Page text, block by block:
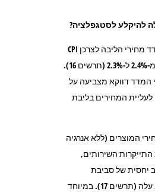
להיקלע לסטגפלציה?
קצב העלייה של מדד מחירי הליבה לצרכן CPI
בארה"ב ירד מעט מ-2.4% ל-2.3% (תרשים 16).
המדד דווקא מצביעה על
המחירים בליבת
המוצרים (ללא אנרגיה
התייקרות השירותים,
יחסית של סביבת
האינפלציה, דווקא עלה (תרשים 17). במיוחד